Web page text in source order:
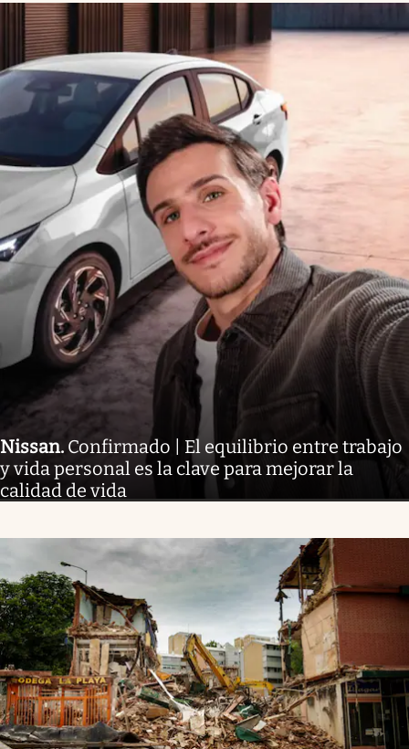
Nissan. Confirmado | El equilibrio entre trabajo
y vida personal es la clave para mejorar la
calidad de vida